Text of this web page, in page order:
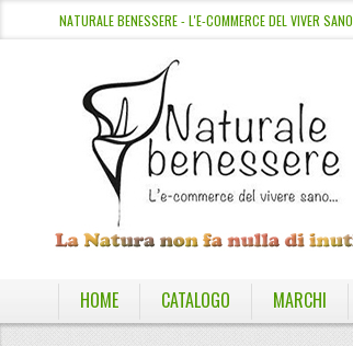
NATURALE BENESSERE - L'E-COMMERCE DEL VIVER SANO…
HOME CATALOGO MARCHI